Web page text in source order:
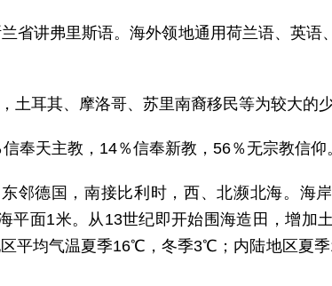
省讲弗里斯语。海外领地通用荷兰语、英语
土耳其、摩洛哥、苏里南裔移民等为较大的少
奉天主教，14％信奉新教，56％无宗教信仰
邻德国，南接比利时，西、北濒北海。海岸
平面1米。从13世纪即开始围海造田，增加
平均气温夏季16℃，冬季3℃；内陆地区夏